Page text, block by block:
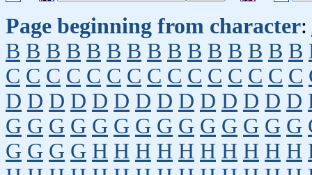
Page beginning from character:
B B B B B B B B B B B B B B B
C C C C C C C C C C C C C C C
D D D D D D D D D D D D D D
G G G G G G G G G G G G G G
G G G G H H H H H H H H H H